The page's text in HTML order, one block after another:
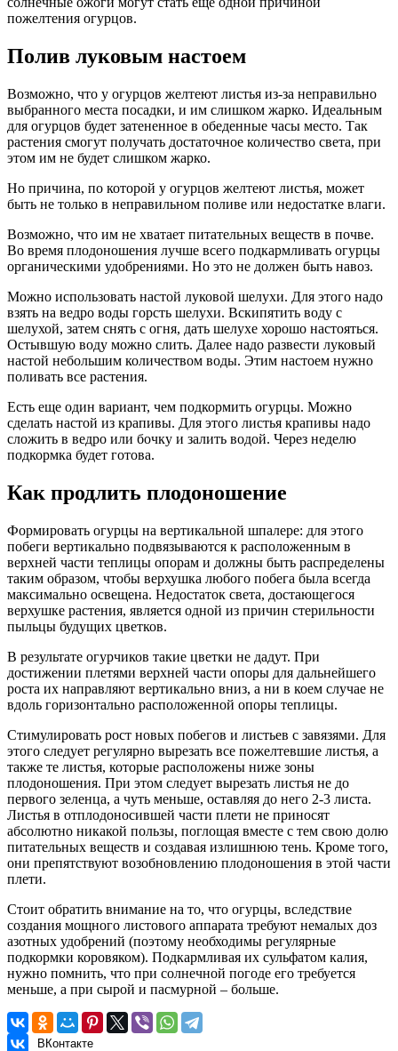
пожелтения огурцов.
Полив луковым настоем
Возможно, что у огурцов желтеют листья из-за неправильно
выбранного места посадки, и им слишком жарко. Идеальным
для огурцов будет затененное в обеденные часы место. Так
растения смогут получать достаточное количество света, при
этом им не будет слишком жарко.
Но причина, по которой у огурцов желтеют листья, может
быть не только в неправильном поливе или недостатке влаги.
Возможно, что им не хватает питательных веществ в почве.
Во время плодоношения лучше всего подкармливать огурцы
органическими удобрениями. Но это не должен быть навоз.
Можно использовать настой луковой шелухи. Для этого надо
взять на ведро воды горсть шелухи. Вскипятить воду с
шелухой, затем снять с огня, дать шелухе хорошо настояться.
Остывшую воду можно слить. Далее надо развести луковый
настой небольшим количеством воды. Этим настоем нужно
поливать все растения.
Есть еще один вариант, чем подкормить огурцы. Можно
сделать настой из крапивы. Для этого листья крапивы надо
сложить в ведро или бочку и залить водой. Через неделю
подкормка будет готова.
Как продлить плодоношение
Формировать огурцы на вертикальной шпалере: для этого
побеги вертикально подвязываются к расположенным в
верхней части теплицы опорам и должны быть распределены
таким образом, чтобы верхушка любого побега была всегда
максимально освещена. Недостаток света, достающегося
верхушке растения, является одной из причин стерильности
пыльцы будущих цветков.
В результате огурчиков такие цветки не дадут. При
достижении плетями верхней части опоры для дальнейшего
роста их направляют вертикально вниз, а ни в коем случае не
вдоль горизонтально расположенной опоры теплицы.
Стимулировать рост новых побегов и листьев с завязями. Для
этого следует регулярно вырезать все пожелтевшие листья, а
также те листья, которые расположены ниже зоны
плодоношения. При этом следует вырезать листья не до
первого зеленца, а чуть меньше, оставляя до него 2-3 листа.
Листья в отплодоносившей части плети не приносят
абсолютно никакой пользы, поглощая вместе с тем свою долю
питательных веществ и создавая излишнюю тень. Кроме того,
они препятствуют возобновлению плодоношения в этой части
плети.
Стоит обратить внимание на то, что огурцы, вследствие
создания мощного листового аппарата требуют немалых доз
азотных удобрений (поэтому необходимы регулярные
подкормки коровяком). Подкармливая их сульфатом калия,
нужно помнить, что при солнечной погоде его требуется
меньше, а при сырой и пасмурной – больше.
ВКонтакте